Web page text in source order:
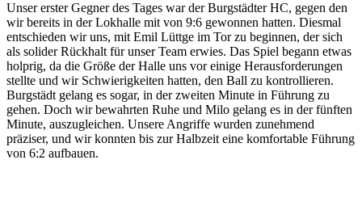
Unser erster Gegner des Tages war der Burgstädter HC, gegen den
wir bereits in der Lokhalle mit von 9:6 gewonnen hatten. Diesmal
entschieden wir uns, mit Emil Lüttge im Tor zu beginnen, der sich
als solider Rückhalt für unser Team erwies. Das Spiel begann etwas
holprig, da die Größe der Halle uns vor einige Herausforderungen
stellte und wir Schwierigkeiten hatten, den Ball zu kontrollieren.
Burgstädt gelang es sogar, in der zweiten Minute in Führung zu
gehen. Doch wir bewahrten Ruhe und Milo gelang es in der fünften
Minute, auszugleichen. Unsere Angriffe wurden zunehmend
präziser, und wir konnten bis zur Halbzeit eine komfortable Führung
von 6:2 aufbauen.